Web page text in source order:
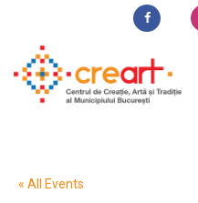
« All Events